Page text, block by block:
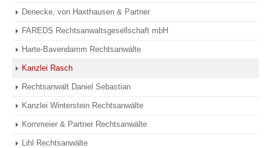
Denecke, von Haxthausen & Partner
FAREDS Rechtsanwaltsgesellschaft mbH
Harte-Bavendamm Rechtsanwälte
Kanzlei Rasch
Rechtsanwalt Daniel Sebastian
Kanzlei Winterstein Rechtsanwälte
Kornmeier & Partner Rechtsanwälte
Lihl Rechtsanwälte